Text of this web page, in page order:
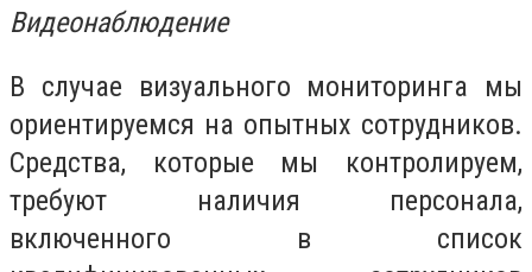
Видеонаблюдение
В случае визуального мониторинга мы
ориентируемся на опытных сотрудников.
Средства, которые мы контролируем,
требуют наличия персонала,
включенного в список